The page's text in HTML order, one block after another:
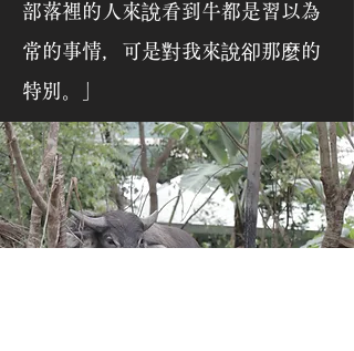
部落裡的人來說看到牛都是習以為
常的事情，可是對我來說卻那麼的
特別。」